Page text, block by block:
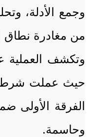
وجمع الأدلة،
من مغادرة نطاق
وتكشف العملية
حيث عملت شرطة
الفرقة الأولى
وحاسمة.